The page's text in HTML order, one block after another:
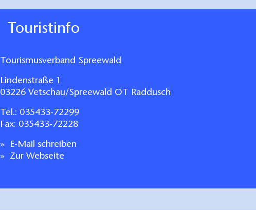
Touristinfo
Tourismusverband Spreewald
Lindenstraße 1
03226 Vetschau/Spreewald OT Raddusch
Tel.: 035433-72299
Fax: 035433-72228
E-Mail schreiben
Zur Webseite